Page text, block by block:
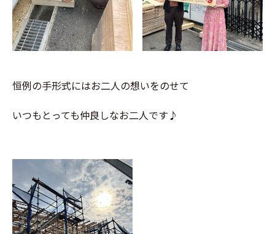
恒例の手形式にはお二人の想いをのせて
いつもとっても仲良しなお二人です♪